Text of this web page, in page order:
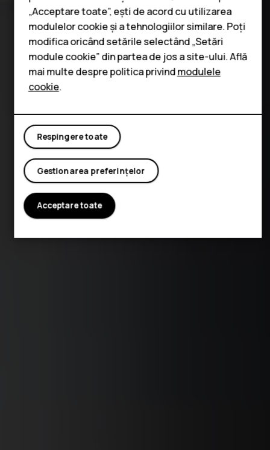
Tablete
„Acceptare toate”, ești de acord cu utilizarea
modulelor cookie și a tehnologiilor similare. Poți
modifica oricând setările selectând „Setări
module cookie” din partea de jos a site-ului. Află
mai multe despre politica privindmodulele
cookie.
Respingere toate
Gestionarea preferințelor
Acceptare toate